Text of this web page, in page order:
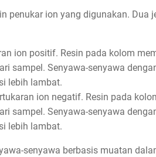
penukar ion yang digunakan. Dua
ion positif. Resin pada kolom
sampel. Senyawa-senyawa
lebih lambat.
ion negatif. Resin pada
sampel. Senyawa-senyawa
lebih lambat.
senyawa berbasis muatan